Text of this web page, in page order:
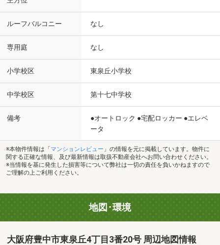
ルーフバルコニー なし
専用庭 なし
小学校区 東泉丘小学校
中学校区 第十七中学校
備考
●オートロック ●宅配ロッカー ●エレベ
ータ
※本物件情報は「 マンションレビュー 」の情報を元に掲載しています。物件に
関する正確な情報、及び最新情報は取扱不動産会社へお問い合わせください。
※当情報を基に発生した損害等について弊社は一切の責任を負いかねますので
ご理解の上ご利用ください。
地図･環境
大阪府豊中市東泉丘4丁目3番20号 周辺地図情報